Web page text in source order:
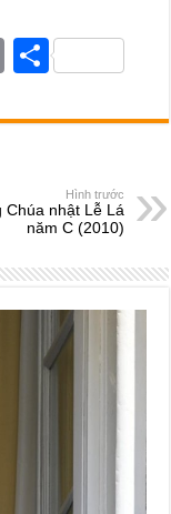
E
ail
S
ar
Hình trước
Chúa nhật Lễ Lá
năm C (2010)